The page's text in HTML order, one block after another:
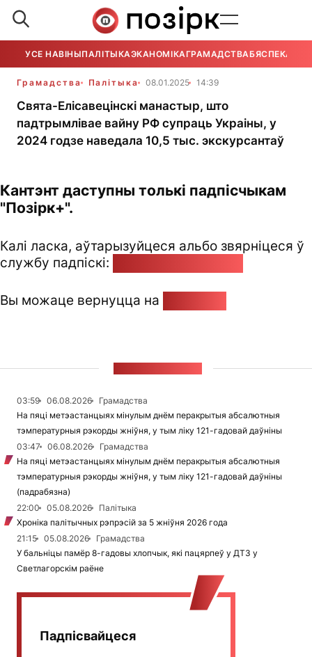
УСЕ НАВІНЫПАЛІТЫКАЭКАНОМІКАГРАМАДСТВАБЯСПЕКА
Грамадства Палітыка 08.01.2025 14:39
Свята-Елісавецінскі манастыр, што
падтрымлівае вайну РФ супраць Украіны, у
2024 годзе наведала 10,5 тыс. экскурсантаў
Кантэнт даступны толькі падпісчыкам
"Позірк+".
Калі ласка, аўтарызуйцеся альбо звярніцеся ў
службу падпіскі:
Вы можаце вернуцца на
03:59 06.08.2026
Грамадства
На пяці метэастанцыях мінулым днём перакрытыя абсалютныя
тэмпературныя рэкорды жніўня, у тым ліку 121-гадовай даўніны
03:47
06.08.2026
Грамадства
На пяці метэастанцыях мінулым днём перакрытыя абсалютныя
тэмпературныя рэкорды жніўня, у тым ліку 121-гадовай даўніны
(падрабязна)
22:00
05.08.2026
Палітыка
Хроніка палітычных рэпрэсій за 5 жніўня 2026 года
21:15
05.08.2026
Грамадства
У бальніцы памёр 8-гадовы хлопчык, які пацярпеў у ДТЗ у
Светлагорскім раёне
Падпісвайцеся